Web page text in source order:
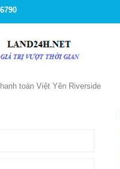
toán Việt Yên Riverside